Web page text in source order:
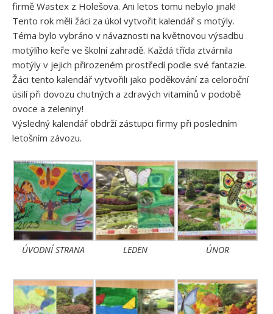
firmě Wastex z Holešova. Ani letos tomu nebylo jinak!
Tento rok měli žáci za úkol vytvořit kalendář s motýly.
Téma bylo vybráno v návaznosti na květnovou výsadbu
motýlího keře ve školní zahradě. Každá třída ztvárnila
motýly v jejich přirozeném prostředí podle své fantazie.
Žáci tento kalendář vytvořili jako poděkování za celoroční
úsilí při dovozu chutných a zdravých vitamínů v podobě
ovoce a zeleniny!
Výsledný kalendář obdrží zástupci firmy při posledním
letošním závozu.
ÚVODNÍ STRANA LEDEN ÚNOR